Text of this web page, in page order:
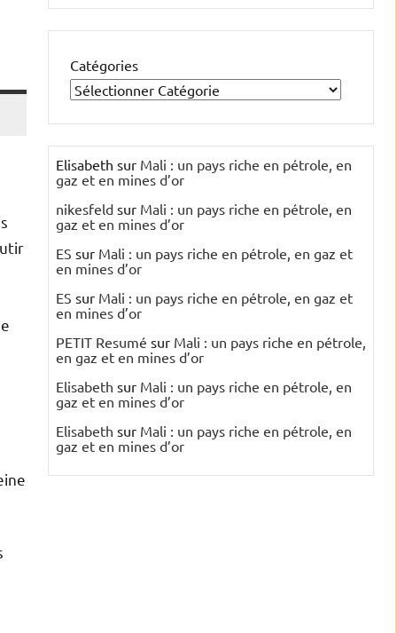
Catégories
Elisabeth sur Mali : un pays riche en pétrole, en
gaz et en mines d’or
nikesfeld sur Mali : un pays riche en pétrole, en
gaz et en mines d’or
ES sur Mali : un pays riche en pétrole, en gaz et
en mines d’or
ES sur Mali : un pays riche en pétrole, en gaz et
en mines d’or
PETIT Resumé sur Mali : un pays riche en pétrole,
en gaz et en mines d’or
Elisabeth sur Mali : un pays riche en pétrole, en
gaz et en mines d’or
Elisabeth sur Mali : un pays riche en pétrole, en
gaz et en mines d’or